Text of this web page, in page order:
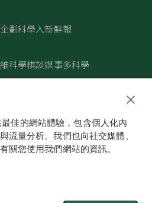
劃科學人新鮮報
科學棋談媒事多科學
佳的網站體驗，包含個人化內
流量分析。我們也向社交媒體、
關您使用我們網站的資訊。